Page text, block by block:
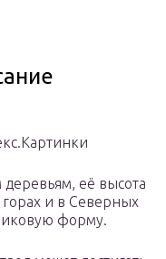
её высота
горах и в Северных
форму.